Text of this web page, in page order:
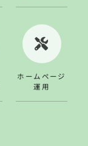
ホームページ
運用